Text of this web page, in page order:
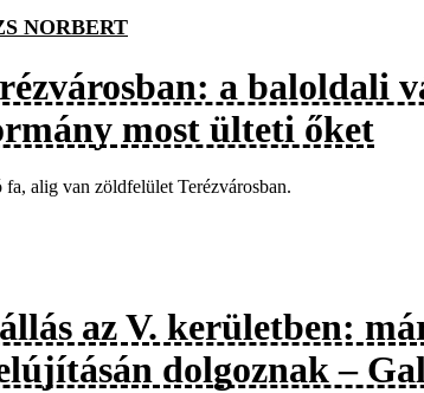
NORBERT
a baloldali
most ülteti őket
fa, alig van zöldfelület Terézvárosban.
az V. kerületben:
dolgoznak –